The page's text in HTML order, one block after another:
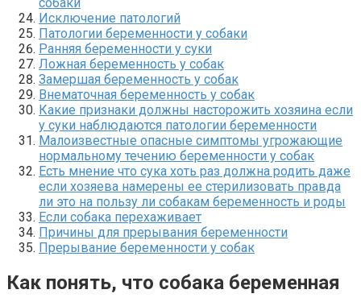
Исключение патологий
Патологии беременности у собаки
Ранняя беременности у суки
Ложная беременность у собак
Замершая беременность у собак
Внематочная беременность у собак
Какие признаки должны насторожить хозяина если
у суки наблюдаются патологии беременности
Малоизвестные опасные симптомы угрожающие
нормальному течению беременности у собак
Есть мнение что сука хоть раз должна родить даже
если хозяева намерены ее стерилизовать правда
ли это на пользу ли собакам беременность и роды
Если собака перехаживает
Причины для прерывания беременности
Прерывание беременности у собак
Как понять, что собака беременная